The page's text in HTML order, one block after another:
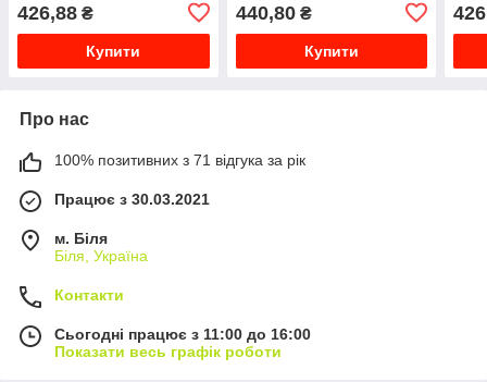
426,88 ₴
Купити
440,80₴
Купити
Про нас
100% позитивних з 71 відгука за рік
Працює з 30.03.2021
м. Біля
Біля, Україна
Контакти
Сьогодні працює з 11:00 до 16:00
Показати весь графік роботи